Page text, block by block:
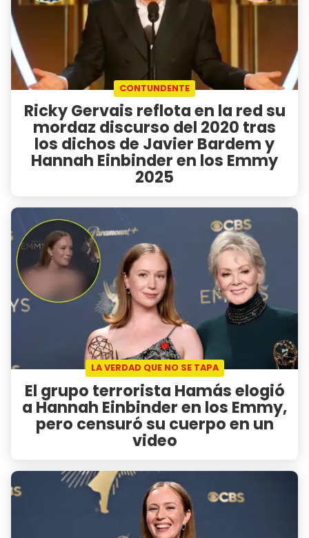
CONTUNDENTE
Ricky Gervais reflota en la red su
mordaz discurso del 2020 tras
los dichos de Javier Bardem y
Hannah Einbinder en los Emmy
2025
LA VERDAD QUE NO SE TAPA
El grupo terrorista Hamás elogió
a Hannah Einbinder en los Emmy,
pero censuró su cuerpo en un
video